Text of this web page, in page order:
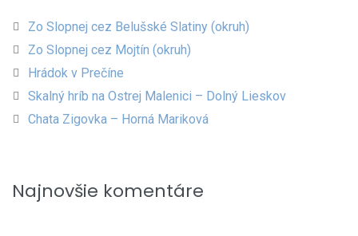
Zo Slopnej cez Belušské Slatiny (okruh)
Zo Slopnej cez Mojtín (okruh)
Hrádok v Prečíne
Skalný hríb na Ostrej Malenici – Dolný Lieskov
Chata Zigovka – Horná Mariková
Najnovšie komentáre